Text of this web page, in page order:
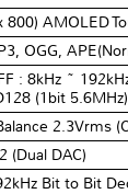
AMOLED
OGG,
: 8kHz ~
(1bit
2.3Vrms
(Dual DAC)
Bit to Bit